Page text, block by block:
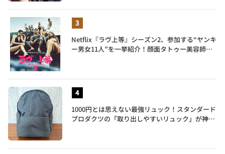
Netflix『ラヴ上等』シーズン2、参加する“ヤンキ
ー男女11人”を一挙紹介！顔面タトゥー美容師、
1000円とは思えない最強リュック！スタンダード
プロダクツの「取り出しやすいリュック」が神す